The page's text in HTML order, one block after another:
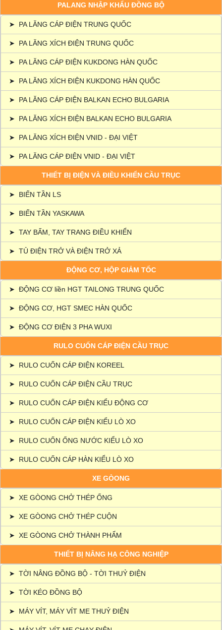
PALANG NHẬP KHẨU ĐỒNG BỘ
➤ PA LĂNG CÁP ĐIỆN TRUNG QUỐC
➤ PA LĂNG XÍCH ĐIỆN TRUNG QUỐC
➤ PA LĂNG CÁP ĐIỆN KUKDONG HÀN QUỐC
➤ PA LĂNG XÍCH ĐIỆN KUKDONG HÀN QUỐC
➤ PA LĂNG CÁP ĐIỆN BALKAN ECHO BULGARIA
➤ PA LĂNG XÍCH ĐIỆN BALKAN ECHO BULGARIA
➤ PA LĂNG XÍCH ĐIỆN VNID - ĐẠI VIỆT
➤ PA LĂNG CÁP ĐIỆN VNID - ĐẠI VIỆT
THIẾT BỊ ĐIỆN VÀ ĐIỀU KHIỂN CẦU TRỤC
➤ BIẾN TẦN LS
➤ BIẾN TẦN YASKAWA
➤ TAY BẤM, TAY TRANG ĐIỀU KHIỂN
➤ TỦ ĐIỆN TRỞ VÀ ĐIỆN TRỞ XẢ
ĐỘNG CƠ, HỘP GIẢM TỐC
➤ ĐỘNG CƠ liền HGT TAILONG TRUNG QUỐC
➤ ĐỘNG CƠ, HGT SMEC HÀN QUỐC
➤ ĐỘNG CƠ ĐIỆN 3 PHA WUXI
RULO CUỐN CÁP ĐIỆN CẦU TRỤC
➤ RULO CUỐN CÁP ĐIỆN KOREEL
➤ RULO CUỐN CÁP ĐIỆN CẦU TRỤC
➤ RULO CUỐN CÁP ĐIỆN KIỂU ĐỘNG CƠ
➤ RULO CUỐN CÁP ĐIỆN KIỂU LÒ XO
➤ RULO CUỐN ỐNG NƯỚC KIỂU LÒ XO
➤ RULO CUỐN CÁP HÀN KIỂU LÒ XO
XE GÒONG
➤ XE GÒONG CHỞ THÉP ỐNG
➤ XE GÒONG CHỞ THÉP CUỘN
➤ XE GÒONG CHỞ THÀNH PHẨM
THIẾT BỊ NÂNG HẠ CÔNG NGHIỆP
➤ TỜI NÂNG ĐỒNG BỘ - TỜI THUỶ ĐIỆN
➤ TỜI KÉO ĐỒNG BỘ
➤ MÁY VÍT, MÁY VÍT ME THUỶ ĐIỆN